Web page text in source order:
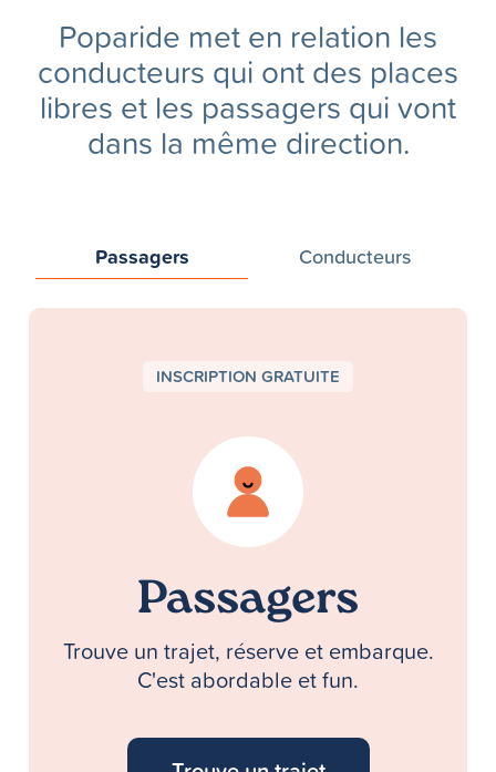
Poparide met en relation les
conducteurs qui ont des places
libres et les passagers qui vont
dans la même direction.
Passagers Conducteurs
INSCRIPTION GRATUITE
Passagers
Trouve un trajet, réserve et embarque.
C'est abordable et fun.